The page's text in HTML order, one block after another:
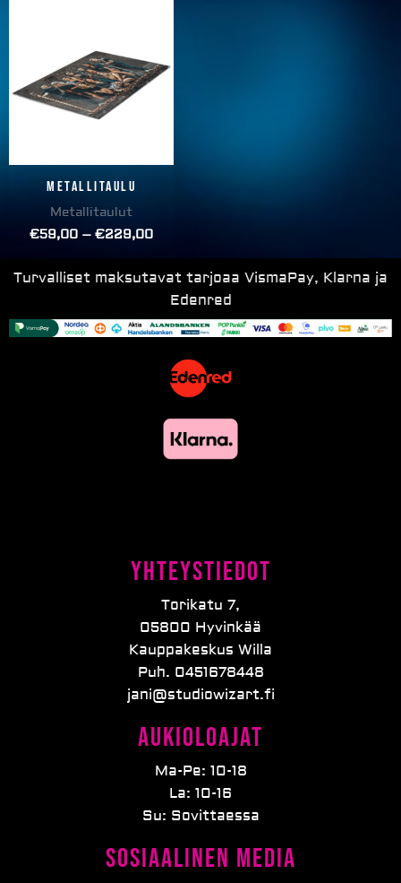
Metallitaulu
Metallitaulut
€59,00 – €229,00
€229,00
Turvalliset maksutavat tarjoaa VismaPay, Klarna ja
Edenred
Yhteystiedot
Torikatu 7,
05800 Hyvinkää
Kauppakeskus Willa
Puh. 0451678448
jani@studiowizart.fi
Aukioloajat
Ma-Pe: 10-18
La: 10-16
Su: Sovittaessa
Sosiaalinen media